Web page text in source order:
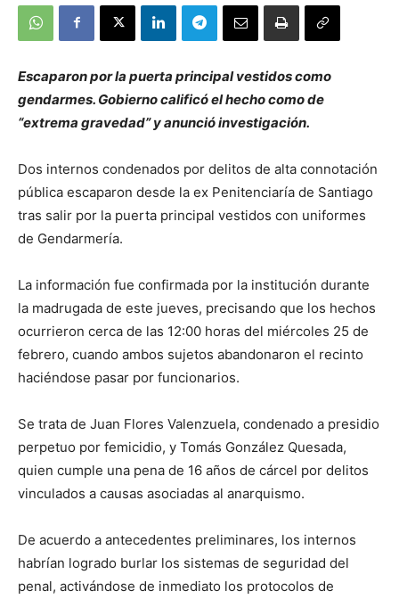
Escaparon por la puerta principal vestidos como
gendarmes. Gobierno calificó el hecho como de
“extrema gravedad” y anunció investigación.
Dos internos condenados por delitos de alta connotación
pública escaparon desde la ex Penitenciaría de Santiago
tras salir por la puerta principal vestidos con uniformes
de Gendarmería.
La información fue confirmada por la institución durante
la madrugada de este jueves, precisando que los hechos
ocurrieron cerca de las 12:00 horas del miércoles 25 de
febrero, cuando ambos sujetos abandonaron el recinto
haciéndose pasar por funcionarios.
Se trata de Juan Flores Valenzuela, condenado a presidio
perpetuo por femicidio, y Tomás González Quesada,
quien cumple una pena de 16 años de cárcel por delitos
vinculados a causas asociadas al anarquismo.
De acuerdo a antecedentes preliminares, los internos
habrían logrado burlar los sistemas de seguridad del
penal, activándose de inmediato los protocolos de